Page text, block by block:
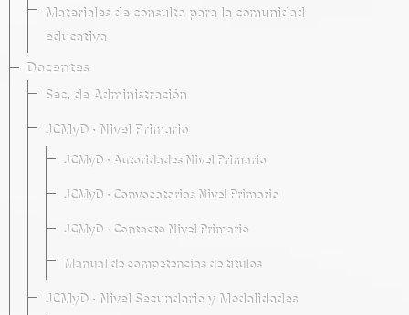
Materiales de consulta para la comunidad
educativa
Docentes
Sec. de Administración
JCMyD · Nivel Primario
JCMyD · Autoridades Nivel Primario
JCMyD · Convocatorias Nivel Primario
JCMyD · Contacto Nivel Primario
Manual de competencias de títulos
JCMyD · Nivel Secundario y Modalidades